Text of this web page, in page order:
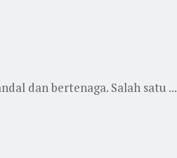
dan bertenaga. Salah satu ...